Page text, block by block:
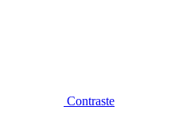
Contraste